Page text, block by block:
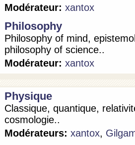
Modérateur: xantox
Philosophy
Philosophy of mind,
philosophy of science..
Modérateur: xantox
Physique
Classique, quantique,
cosmologie..
Modérateurs: xantox,